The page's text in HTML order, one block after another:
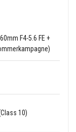
F4-5.6 FE +
10)